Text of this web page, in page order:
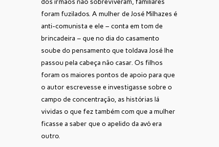
dos irmãos não sobreviveram, familiares
foram fuzilados. A mulher de José Milhazes é
anti-comunista e ele – conta em tom de
brincadeira – que no dia do casamento
soube do pensamento que toldava José lhe
passou pela cabeça não casar. Os filhos
foram os maiores pontos de apoio para que
o autor escrevesse e investigasse sobre o
campo de concentração, as histórias lá
vividas o que fez também com que a mulher
ficasse a saber que o apelido da avó era
outro.